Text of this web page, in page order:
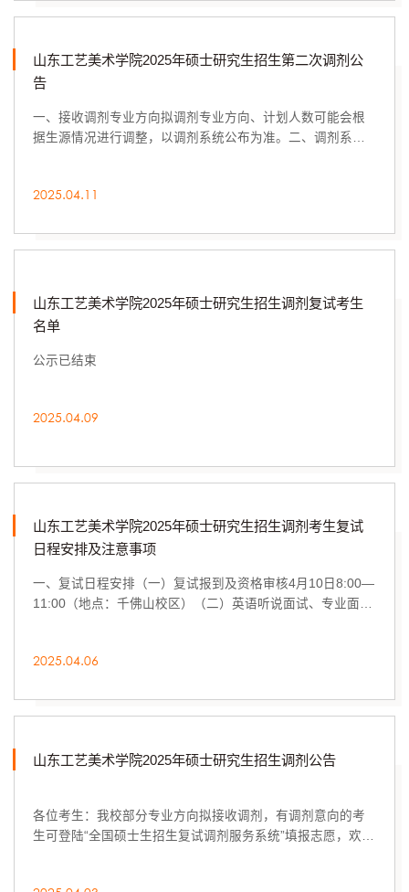
山东工艺美术学院2025年硕士研究生招生第二次调剂公
告
一、接收调剂专业方向拟调剂专业方向、计划人数可能会根
据生源情况进行调整，以调剂系统公布为准。二、调剂系统
2025.04.11
山东工艺美术学院2025年硕士研究生招生调剂复试考生
名单
公示已结束
2025.04.09
山东工艺美术学院2025年硕士研究生招生调剂考生复试
日程安排及注意事项
一、复试日程安排（一）复试报到及资格审核4月10日8:00—
11:00（地点：千佛山校区）（二）英语听说面试、专业面试
2025.04.06
山东工艺美术学院2025年硕士研究生招生调剂公告
各位考生：我校部分专业方向拟接收调剂，有调剂意向的考
生可登陆“全国硕士生招生复试调剂服务系统”填报志愿，欢迎